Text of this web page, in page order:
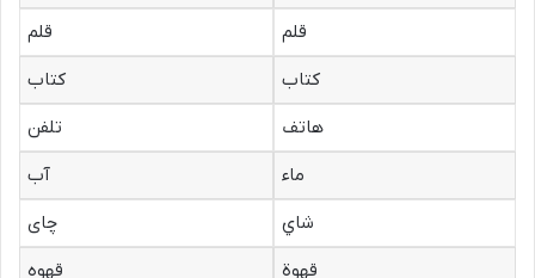
قلم
قلم
کتاب
کتاب
هاتف
تلفن
ماء
آب
شاي
چای
قهوة
قهوه